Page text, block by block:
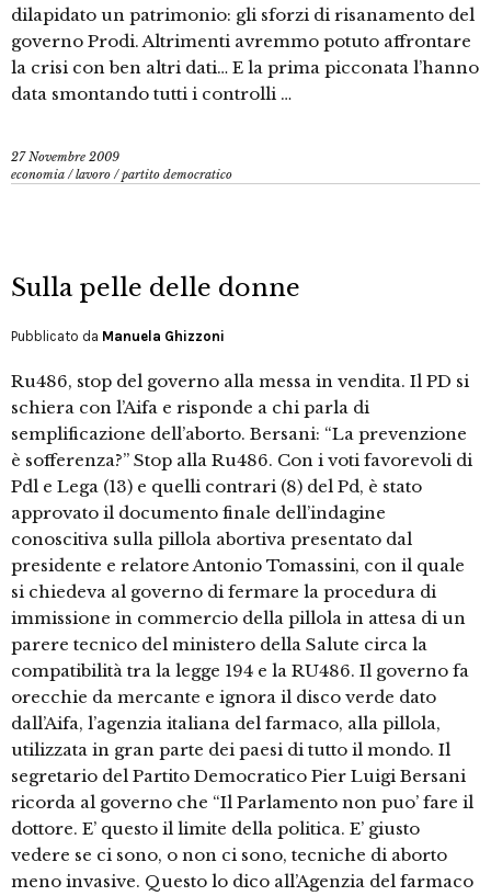
dilapidato un patrimonio: gli sforzi di risanamento del
governo Prodi. Altrimenti avremmo potuto affrontare
la crisi con ben altri dati… E la prima picconata l’hanno
data smontando tutti i controlli …
27 Novembre 2009
economia /lavoro /partito democratico
Sulla pelle delle donne
Pubblicato da Manuela Ghizzoni
Ru486, stop del governo alla messa in vendita. Il PD si
schiera con l’Aifa e risponde a chi parla di
semplificazione dell’aborto. Bersani: “La prevenzione
è sofferenza?” Stop alla Ru486. Con i voti favorevoli di
Pdl e Lega (13) e quelli contrari (8) del Pd, è stato
approvato il documento finale dell’indagine
conoscitiva sulla pillola abortiva presentato dal
presidente e relatore Antonio Tomassini, con il quale
si chiedeva al governo di fermare la procedura di
immissione in commercio della pillola in attesa di un
parere tecnico del ministero della Salute circa la
compatibilità tra la legge 194 e la RU486. Il governo fa
orecchie da mercante e ignora il disco verde dato
dall’Aifa, l’agenzia italiana del farmaco, alla pillola,
utilizzata in gran parte dei paesi di tutto il mondo. Il
segretario del Partito Democratico Pier Luigi Bersani
ricorda al governo che “Il Parlamento non puo’ fare il
dottore. E’ questo il limite della politica. E’ giusto
vedere se ci sono, o non ci sono, tecniche di aborto
meno invasive. Questo lo dico all’Agenzia del farmaco